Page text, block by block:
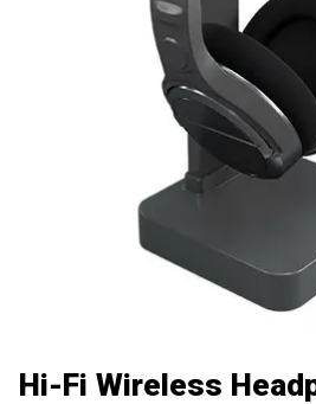
Hi-Fi Wireless